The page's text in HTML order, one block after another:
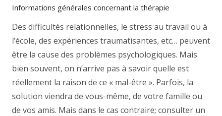
Informations générales concernant la thérapie
Des difficultés relationnelles, le stress au travail ou à
l’école, des expériences traumatisantes, etc… peuvent
être la cause des problèmes psychologiques. Mais
bien souvent, on n’arrive pas à savoir quelle est
réellement la raison de ce « mal-être ». Parfois, la
solution viendra de vous-même, de votre famille ou
de vos amis. Mais dans le cas contraire; consulter un